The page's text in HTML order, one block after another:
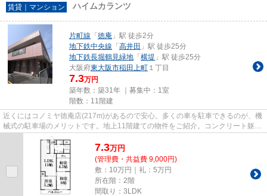
賃貸｜マンション ハイムカランツ
片町線 「 徳庵 」駅 徒歩2分
地下鉄中央線 「 高井田 」駅 徒歩25分
地下鉄長堀鶴見緑地 「 横堤 」駅 徒歩25分
大阪府東大阪市稲田上町 １丁目
7.3万円
築年数：築31年 ｜募集中： 1室
階数：11階建
近くにはコノミヤ徳庵店(217m)があるので安心。多くの車を駐車できるのが、機
械式の駐車場のメリットです。地上11階建ての物件をご紹介。コンクリート躯体
で隙間がなく、気密性や断熱...
7.3万円
(管理費・共益費 9,000円)
敷：10万円｜礼：5万円
所在階：2階
間取り：3LDK